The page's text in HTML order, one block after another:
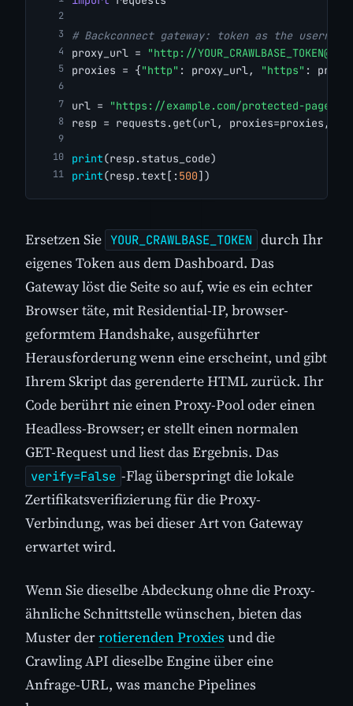
# Backconnect gateway: token as the
proxy_url =
"http://
proxies = {"http" : proxy_url, "https" :
url =
"https://example.com/protected-page"
resp = requests.get(url, proxies=proxies,
print(resp.status_code)
print(resp.text[:500])
Ersetzen Sie YOUR_CRAWLBASE_TOKEN durch Ihr
eigenes Token aus dem Dashboard. Das
Gateway löst die Seite so auf, wie es ein echter
Browser täte, mit Residential-IP, browser-
geformtem Handshake, ausgeführter
Herausforderung wenn eine erscheint, und gibt
Ihrem Skript das gerenderte HTML zurück. Ihr
Code berührt nie einen Proxy-Pool oder einen
Headless-Browser; er stellt einen normalen
GET-Request und liest das Ergebnis. Das
verify=False -Flag überspringt die lokale
Zertifikatsverifizierung für die Proxy-
Verbindung, was bei dieser Art von Gateway
erwartet wird.
Wenn Sie dieselbe Abdeckung ohne die Proxy-
ähnliche Schnittstelle wünschen, bieten das
Muster derrotierenden Proxies und die
Crawling API dieselbe Engine über eine
Anfrage-URL, was manche Pipelines